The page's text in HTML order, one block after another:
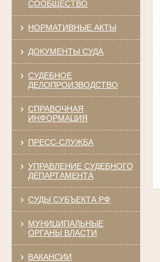
СООБЩЕСТВО
НОРМАТИВНЫЕ АКТЫ
ДОКУМЕНТЫ СУДА
СУДЕБНОЕ
ДЕЛОПРОИЗВОДСТВО
СПРАВОЧНАЯ
ИНФОРМАЦИЯ
ПРЕСС-СЛУЖБА
УПРАВЛЕНИЕ СУДЕБНОГО
ДЕПАРТАМЕНТА
СУДЫ СУБЪЕКТА РФ
МУНИЦИПАЛЬНЫЕ
ОРГАНЫ ВЛАСТИ
ВАКАНСИИ